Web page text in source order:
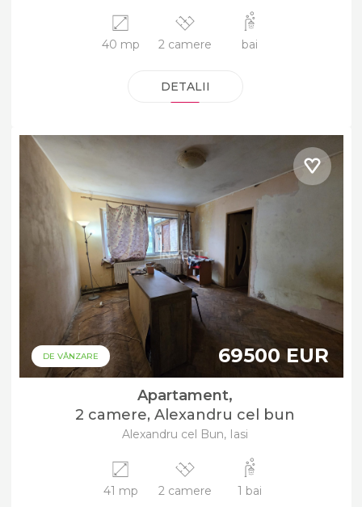
40 mp 2 camere bai
DETALII
DE VÂNZARE 69500 EUR
Apartament,
2 camere, Alexandru cel bun
Alexandru cel Bun, Iasi
41 mp 2 camere 1 bai